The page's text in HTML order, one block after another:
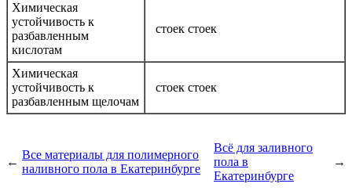
Химическая
устойчивость к
разбавленным
кислотам
стоек стоек
Химическая
устойчивость к
разбавленным щелочам
стоек стоек
←
Все материалы для полимерного
наливного пола в Екатеринбурге
Всё для заливного
пола в
Екатеринбурге
→